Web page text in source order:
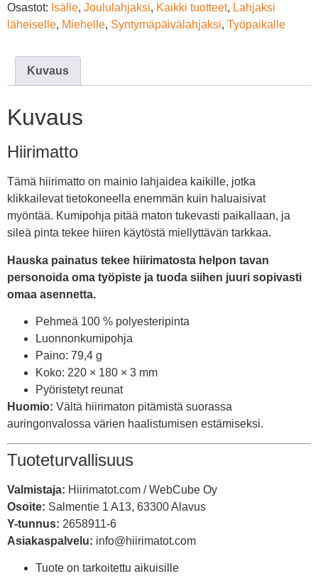
Osastot: Isälle, Joululahjaksi, Kaikki tuotteet, Lahjaksi
läheiselle, Miehelle, Syntymäpäivälahjaksi, Työpaikalle
Kuvaus
Kuvaus
Hiirimatto
Tämä hiirimatto on mainio lahjaidea kaikille, jotka
klikkailevat tietokoneella enemmän kuin haluaisivat
myöntää. Kumipohja pitää maton tukevasti paikallaan, ja
sileä pinta tekee hiiren käytöstä miellyttävän tarkkaa.
Hauska painatus tekee hiirimatosta helpon tavan
personoida oma työpiste ja tuoda siihen juuri sopivasti
omaa asennetta.
Pehmeä 100 % polyesteripinta
Luonnonkumipohja
Paino: 79,4 g
Koko: 220 × 180 × 3 mm
Pyöristetyt reunat
Huomio: Vältä hiirimaton pitämistä suorassa
auringonvalossa värien haalistumisen estämiseksi.
Tuoteturvallisuus
Valmistaja: Hiirimatot.com / WebCube Oy
Osoite: Salmentie 1 A13, 63300 Alavus
Y-tunnus: 2658911-6
Asiakaspalvelu: info@hiirimatot.com
Tuote on tarkoitettu aikuisille